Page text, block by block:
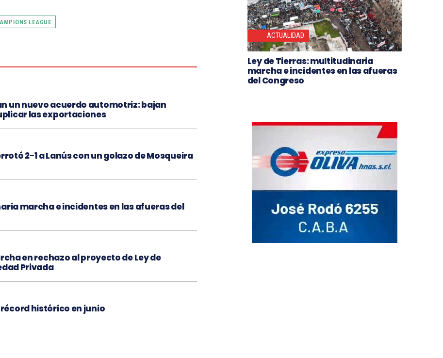
LEAGUE
un nuevo acuerdo automotriz: bajan
las exportaciones
2-1 a Lanús con un golazo de Mosqueira
marcha e incidentes en las afueras del
en rechazo al proyecto de Ley de
Privada
histórico en junio
ACTUALIDAD
Ley de Tierras: multitudinaria
marcha e incidentes en las afueras
del Congreso